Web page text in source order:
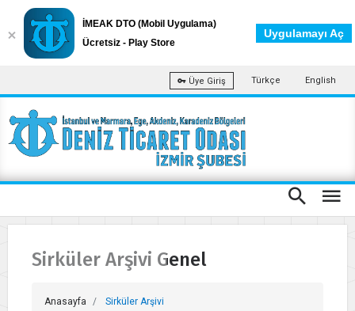
Üye Giriş Türkçe English
Sirküler Arşivi Genel
Anasayfa Sirküler Arşivi
İMEAK DTO (Mobil Uygulama)
Ücretsiz - Play Store
Uygulamayı Aç